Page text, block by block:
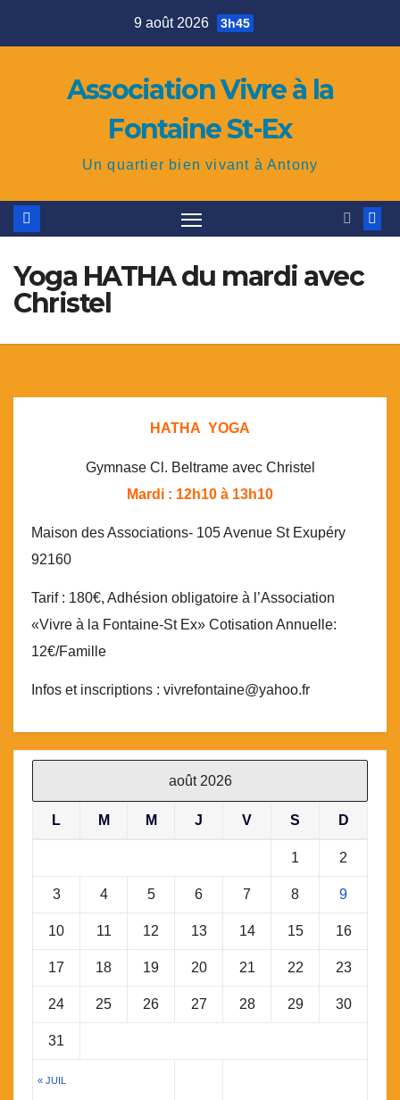
9 août 2026 3h45
Association Vivre à la
Fontaine St-Ex
Un quartier bien vivant à Antony
Yoga HATHA du mardi avec
Christel
HATHA YOGA
Gymnase Cl. Beltrame avec Christel
Mardi : 12h10 à 13h10
Maison des Associations- 105 Avenue St Exupéry
92160
Tarif : 180€, Adhésion obligatoire à l’Association
«Vivre à la Fontaine-St Ex» Cotisation Annuelle:
12€/Famille
Infos et inscriptions : vivrefontaine@yahoo.fr
août 2026
L M M J V S D
« JUIL
1 2
3 4 5 6 7 8 9
10 11 12 13 14 15 16
17 18 19 20 21 22 23
24 25 26 27 28 29 30
31